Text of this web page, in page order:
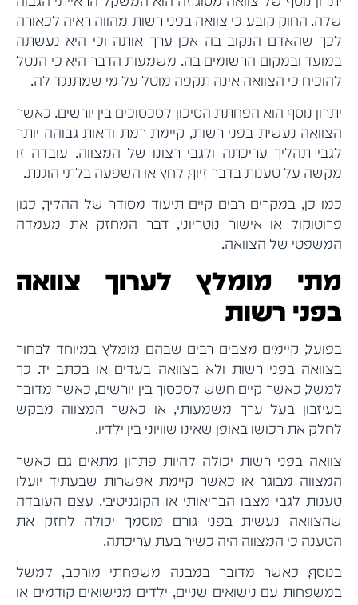
שלה. החוק קובע כי צוואה בפני רשות מהווה ראיה לכאורה
לכך שהאדם הנקוב בה אכן ערך אותה וכי היא נעשתה
במועד ובמקום הרשומים בה. משמעות הדבר היא כי הנטל
להוכיח כי הצוואה אינה תקפה מוטל על מי שמתנגד לה.
יתרון נוסף הוא הפחתת הסיכון לסכסוכים בין יורשים. כאשר
הצוואה נעשית בפני רשות, קיימת רמת ודאות גבוהה יותר
לגבי תהליך עריכתה ולגבי רצונו של המצווה. עובדה זו
מקשה על טענות בדבר זיוף, לחץ או השפעה בלתי הוגנת.
כמו כן, במקרים רבים קיים תיעוד מסודר של ההליך, כגון
פרוטוקול או אישור נוטריוני, דבר המחזק את מעמדה
המשפטי של הצוואה.
מתי מומלץ לערוך צוואה
בפני רשות
בפועל, קיימים מצבים רבים שבהם מומלץ במיוחד לבחור
בצוואה בפני רשות ולא בצוואה בעדים או בכתב יד. כך
למשל, כאשר קיים חשש לסכסוך בין יורשים, כאשר מדובר
בעיזבון בעל ערך משמעותי, או כאשר המצווה מבקש
לחלק את רכושו באופן שאינו שוויוני בין ילדיו.
צוואה בפני רשות יכולה להיות פתרון מתאים גם כאשר
המצווה מבוגר או כאשר קיימת אפשרות שבעתיד יועלו
טענות לגבי מצבו הבריאותי או הקוגניטיבי. עצם העובדה
שהצוואה נעשית בפני גורם מוסמך יכולה לחזק את
הטענה כי המצווה היה כשיר בעת עריכתה.
בנוסף, כאשר מדובר במבנה משפחתי מורכב, למשל
במשפחות עם נישואים שניים, ילדים מנישואים קודמים או